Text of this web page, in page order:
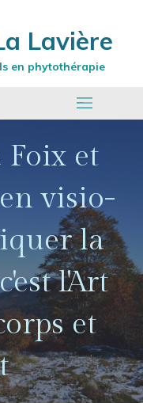
Lavière
en phytothérapie
Foix et
visio-
la
l'Art
et